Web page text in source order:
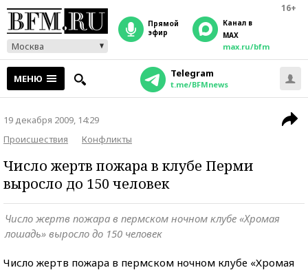
16+
Москва
прямой
эфир
Канал в
MAX
max.ru/bfm
МЕНЮ Telegram
t.me/BFMnews
19 декабря 2009, 14:29
Происшествия
Конфликты
Число жертв пожара в клубе Перми
выросло до 150 человек
Число жертв пожара в пермском ночном клубе «Хромая
лошадь» выросло до 150 человек
Число жертв пожара в пермском ночном клубе «Хромая